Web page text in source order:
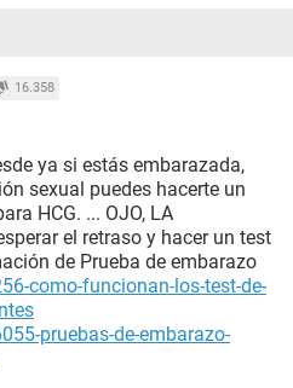
16.358
ya si estás embarazada,
sexual puedes hacerte un
HCG. ... OJO, LA
el retraso y hacer un test
de Prueba de embarazo
como-funcionan-los-test-de-
pruebas-de-embarazo-